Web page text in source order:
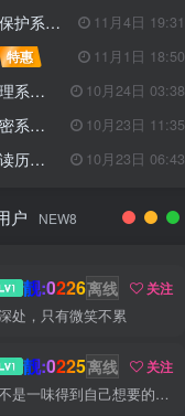
子比主题开发 11月4日 19:31
特惠
11月1日 18:50
主题专版
10月24日 03:38
专业版
10月23日 11:35
系统 10月23日 06:43
户 NEW8
靓:0226离线
关注
处，只有微笑不累
靓:0225离线
关注
幸福并不是一味得到自己想要的，而是珍爱自己拥有的